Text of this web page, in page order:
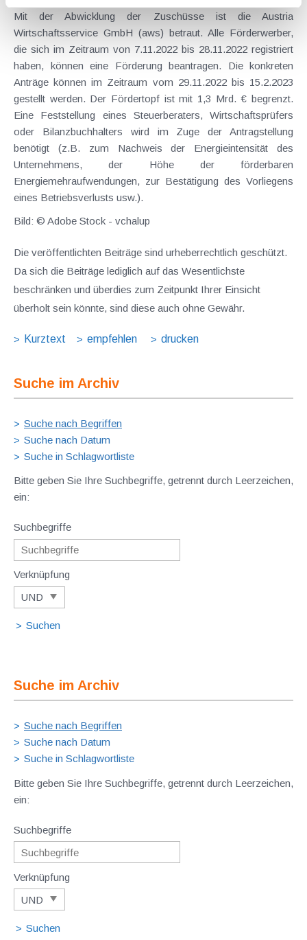
Mit der Abwicklung der Zuschüsse ist die Austria
Wirtschaftsservice GmbH (aws) betraut. Alle Förderwerber,
die sich im Zeitraum von 7.11.2022 bis 28.11.2022 registriert
haben, können eine Förderung beantragen. Die konkreten
Anträge können im Zeitraum vom 29.11.2022 bis 15.2.2023
gestellt werden. Der Fördertopf ist mit 1,3 Mrd. € begrenzt.
Eine Feststellung eines Steuerberaters, Wirtschaftsprüfers
oder Bilanzbuchhalters wird im Zuge der Antragstellung
benötigt (z.B. zum Nachweis der Energieintensität des
Unternehmens, der Höhe der förderbaren
Energiemehraufwendungen, zur Bestätigung des Vorliegens
eines Betriebsverlusts usw.).
Bild: © Adobe Stock - vchalup
Die veröffentlichten Beiträge sind urheberrechtlich geschützt.
Da sich die Beiträge lediglich auf das Wesentlichste
beschränken und überdies zum Zeitpunkt Ihrer Einsicht
überholt sein könnte, sind diese auch ohne Gewähr.
Kurztext empfehlen drucken
Suche im Archiv
Suche nach Begriffen
Suche nach Datum
Suche in Schlagwortliste
Bitte geben Sie Ihre Suchbegriffe, getrennt durch Leerzeichen,
ein:
Suchbegriffe
Verknüpfung
Suche im Archiv
Suche nach Begriffen
Suche nach Datum
Suche in Schlagwortliste
Bitte geben Sie Ihre Suchbegriffe, getrennt durch Leerzeichen,
ein:
Suchbegriffe
Verknüpfung